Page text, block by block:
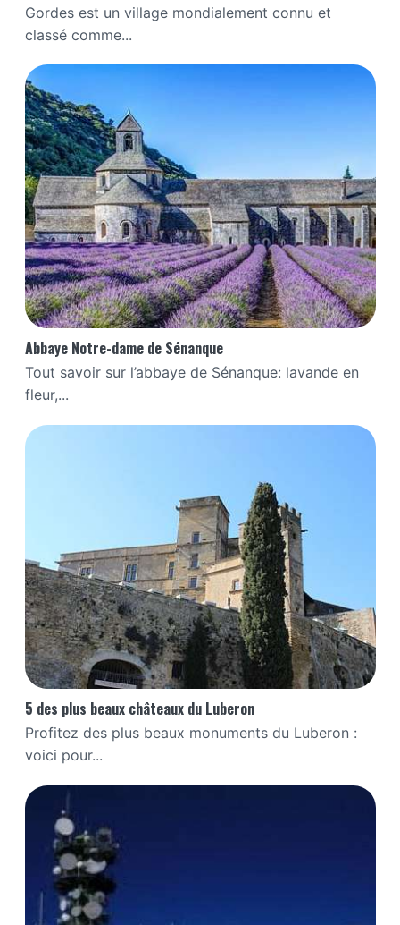
Gordes est un village mondialement connu et
classé comme...
Abbaye Notre-dame de Sénanque
Tout savoir sur l’abbaye de Sénanque: lavande en
fleur,...
5 des plus beaux châteaux du Luberon
Profitez des plus beaux monuments du Luberon :
voici pour...